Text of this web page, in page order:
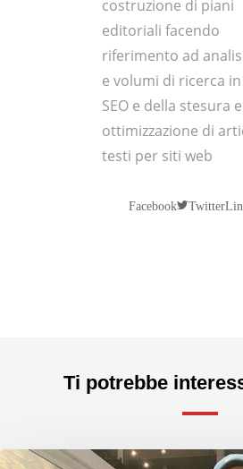
costruzione di piani
editoriali facendo
riferimento ad
e volumi di ricerca
SEO e della stesura
ottimizzazione di
testi per siti web
Facebook Twitter
Ti potrebbe